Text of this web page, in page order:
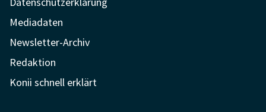
Mediadaten
Newsletter-Archiv
Redaktion
Konii schnell erklärt